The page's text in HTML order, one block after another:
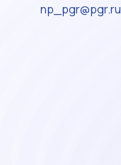
np_pgr@pgr.ru